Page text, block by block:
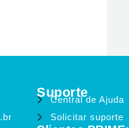
Suporte
Central de Ajuda
Solicitar suporte